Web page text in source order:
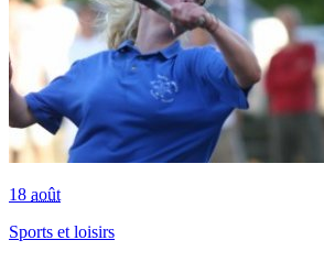
18 août
Sports et loisirs